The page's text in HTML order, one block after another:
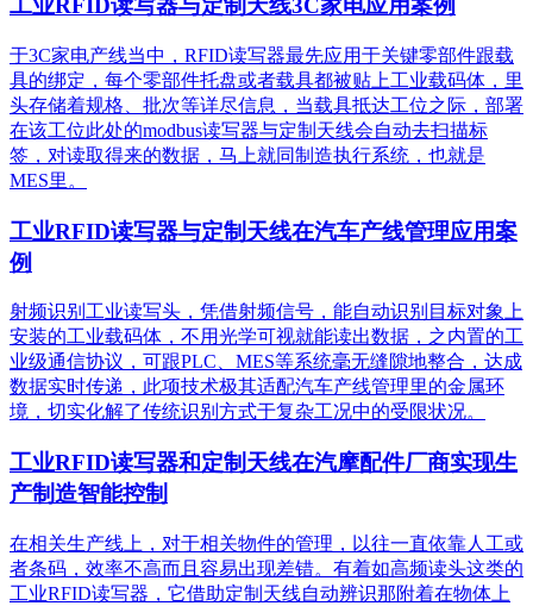
工业RFID读写器与定制天线3C家电应用案例
于3C家电产线当中，RFID读写器最先应用于关键零部件跟载
具的绑定，每个零部件托盘或者载具都被贴上工业载码体，里
头存储着规格、批次等详尽信息，当载具抵达工位之际，部署
在该工位此处的modbus读写器与定制天线会自动去扫描标
签，对读取得来的数据，马上就同制造执行系统，也就是
MES里。
工业RFID读写器与定制天线在汽车产线管理应用案
例
射频识别工业读写头，凭借射频信号，能自动识别目标对象上
安装的工业载码体，不用光学可视就能读出数据，之内置的工
业级通信协议，可跟PLC、MES等系统毫无缝隙地整合，达成
数据实时传递，此项技术极其适配汽车产线管理里的金属环
境，切实化解了传统识别方式于复杂工况中的受限状况。
工业RFID读写器和定制天线在汽摩配件厂商实现生
产制造智能控制
在相关生产线上，对于相关物件的管理，以往一直依靠人工或
者条码，效率不高而且容易出现差错。有着如高频读头这类的
工业RFID读写器，它借助定制天线自动辨识那附着在物体上